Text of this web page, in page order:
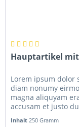
Hauptartikel
Lorem ipsum dolor
diam nonumy
magna aliquyam
accusam et justo
Inhalt250 Gramm